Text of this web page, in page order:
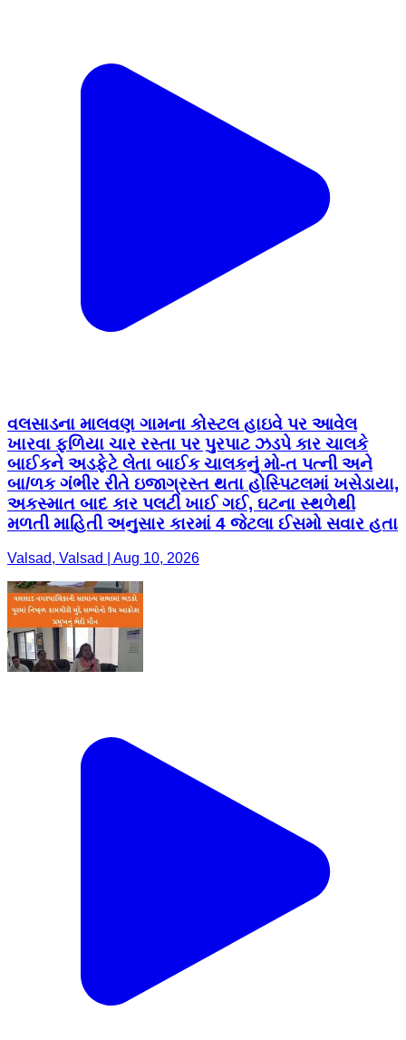
વલસાડના માલવણ ગામના કોસ્ટલ હાઇવે પર આવેલ
ખારવા ફળિયા ચાર રસ્તા પર પુરપાટ ઝડપે કાર ચાલકે
બાઈકને અડફેટે લેતા બાઈક ચાલકનું મો-ત પત્ની અને
બા/ળક ગંભીર રીતે ઇજાગ્રસ્ત થતા હોસ્પિટલમાં ખસેડાયા,
અકસ્માત બાદ કાર પલટી ખાઈ ગઈ, ઘટના સ્થળેથી
મળતી માહિતી અનુસાર કારમાં 4 જેટલા ઈસમો સવાર હતા
Valsad, Valsad | Aug 10, 2026